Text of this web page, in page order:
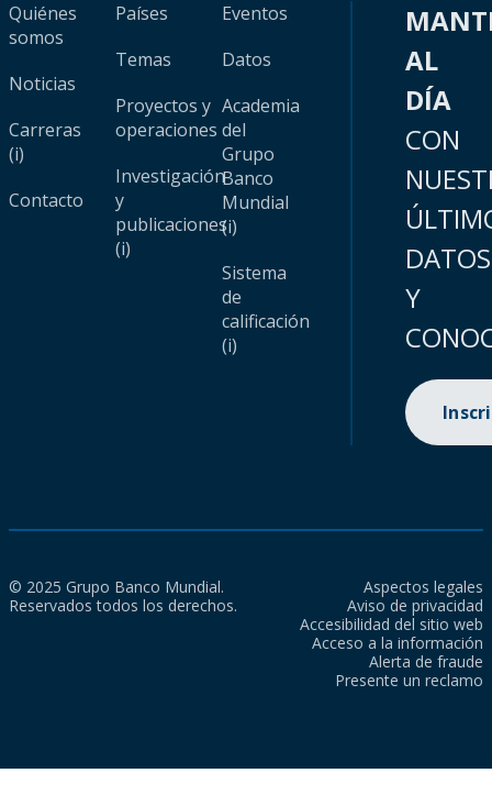
Quiénes
somos
Noticias
Carreras
(i)
Contacto
Países
Temas
Proyectos y
operaciones
Investigación
y
publicaciones
(i)
Eventos
Datos
Academia
del
Grupo
Banco
Mundial
(i)
Sistema
de
calificación
(i)
AL
DÍA
CON
DATOS
Y
© 2025 Grupo Banco Mundial.
Reservados todos los derechos.
Aspectos legales
Aviso de privacidad
Accesibilidad del sitio web
Acceso a la información
Alerta de fraude
Presente un reclamo